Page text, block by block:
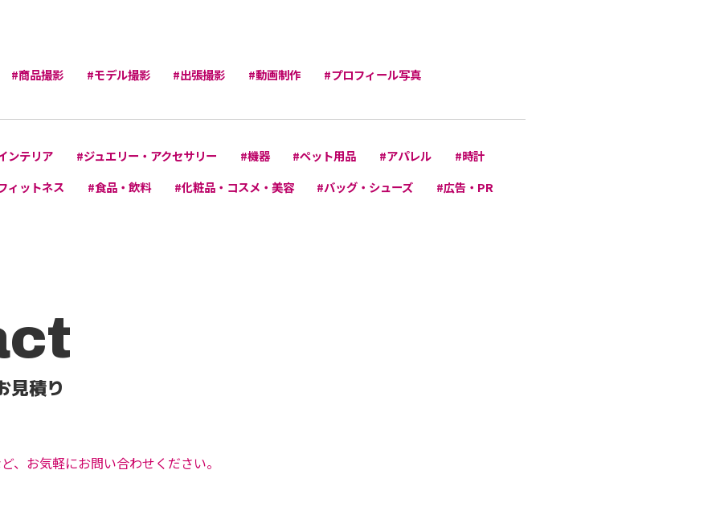
#商品撮影 #モデル撮影 #出張撮影 #動画制作 #プロフィール写真
ンテリア #ジュエリー・アクセサリー #機器 #ペット用品 #アパレル
#時計
ィットネス
#食品・飲料 #化粧品・コスメ・美容 #バッグ・シューズ #広告・PR
見積り
、お気軽にお問い合わせください。